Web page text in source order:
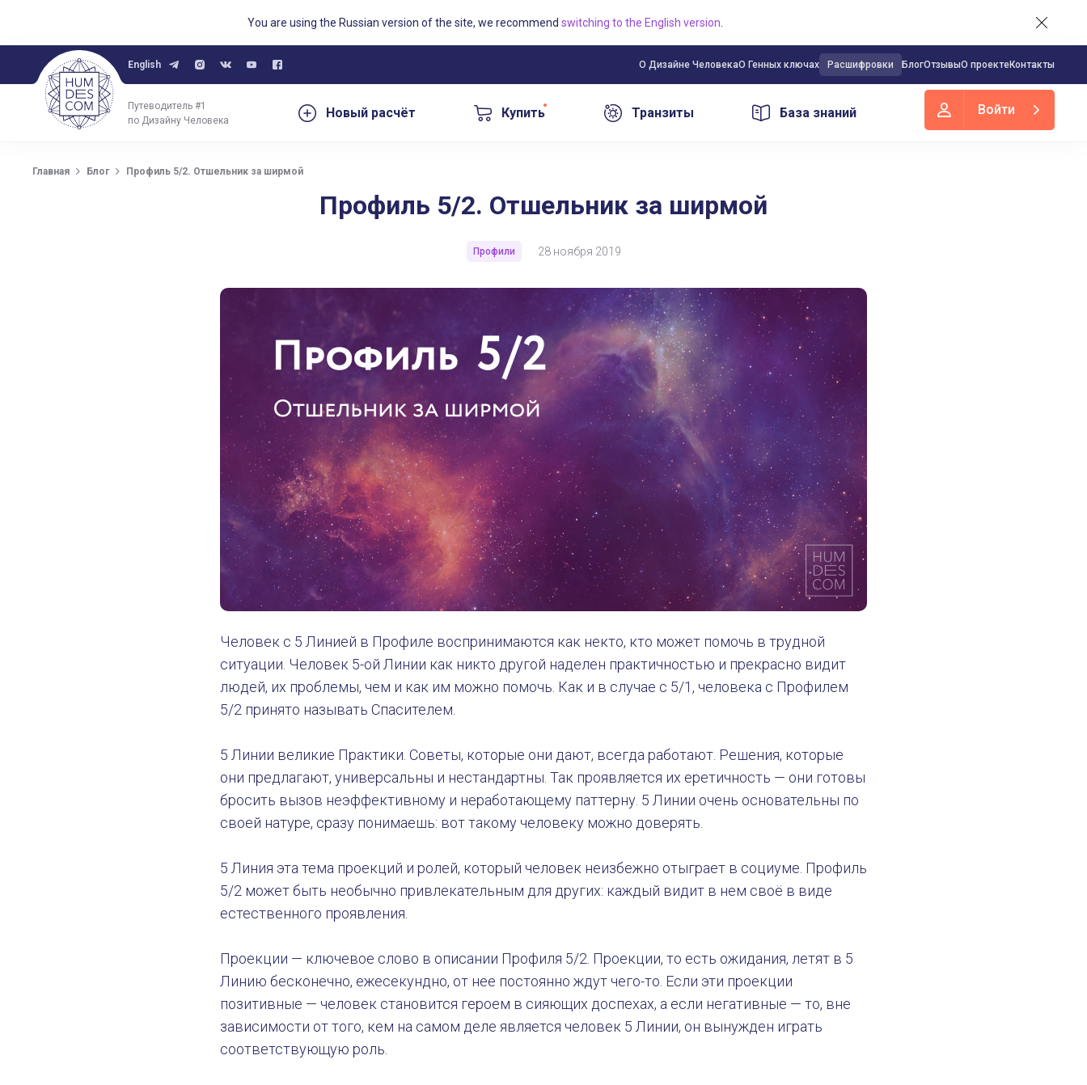
You are using the Russian version of the site, we recommend switching to the English version
English О Дизайне ЧеловекаО Генных ключах Расшифровки БлогОтзывыО проектеКонтакты
Путеводитель #1
по Дизайну Человека
Новый расчёт Купить Транзиты База знаний Войти
Главная Блог Профиль 5/2. Отшельник за ширмой
Профиль 5/2. Отшельник за ширмой
Профили 28 ноября 2019
Человек с 5 Линией в Профиле воспринимаются как некто, кто может помочь в трудной
ситуации. Человек 5-ой Линии как никто другой наделен практичностью и прекрасно видит
людей, их проблемы, чем и как им можно помочь. Как и в случае с 5/1, человека с Профилем
5/2 принято называть Спасителем.
5 Линии великие Практики. Советы, которые они дают, всегда работают. Решения, которые
они предлагают, универсальны и нестандартны. Так проявляется их еретичность — они готовы
бросить вызов неэффективному и неработающему паттерну. 5 Линии очень основательны по
своей натуре, сразу понимаешь: вот такому человеку можно доверять.
5 Линия эта тема проекций и ролей, который человек неизбежно отыграет в социуме. Профиль
5/2 может быть необычно привлекательным для других: каждый видит в нем своё в виде
естественного проявления.
Проекции — ключевое слово в описании Профиля 5/2. Проекции, то есть ожидания, летят в 5
Линию бесконечно, ежесекундно, от нее постоянно ждут чего-то. Если эти проекции
позитивные — человек становится героем в сияющих доспехах, а если негативные — то, вне
зависимости от того, кем на самом деле является человек 5 Линии, он вынужден играть
соответствующую роль.